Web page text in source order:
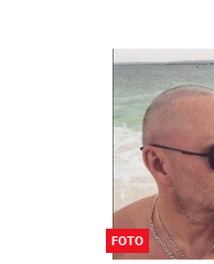
FOTO